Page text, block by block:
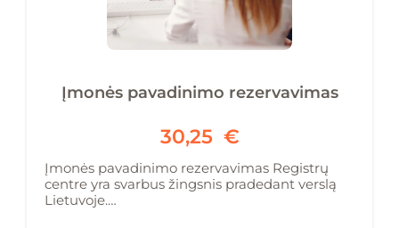
Įmonės pavadinimo rezervavimas
30,25 €
Įmonės pavadinimo rezervavimas Registrų
centre yra svarbus žingsnis pradedant verslą
Lietuvoje.…